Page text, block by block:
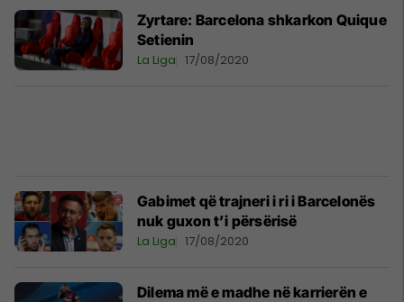
Zyrtare: Barcelona shkarkon Quique
Setienin
La Liga 17/08/2020
Gabimet që trajneri i ri i Barcelonës
nuk guxon t’i përsërisë
La Liga 17/08/2020
Dilema më e madhe në karrierën e